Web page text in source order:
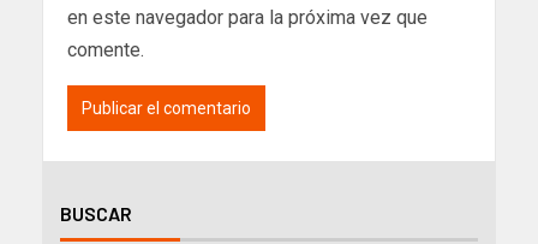
en este navegador para la próxima vez que
comente.
BUSCAR